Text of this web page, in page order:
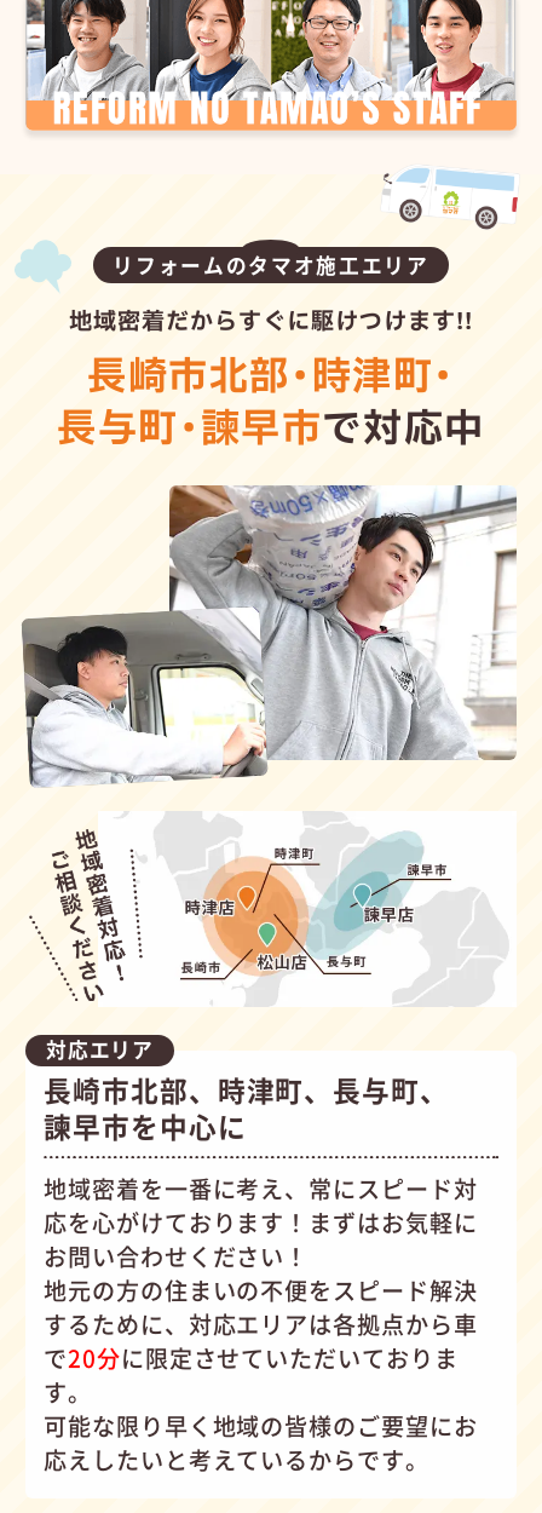
リフォームのタマオ施工エリア
地域密着だからすぐに駆けつけます!!
長崎市北部・時津町・
長与町・諫早市で対応中
対応エリア
長崎市北部、時津町、長与町、
諫早市を中心に
地域密着を一番に考え、常にスピード対
応を心がけております！まずはお気軽に
お問い合わせください！
地元の方の住まいの不便をスピード解決
するために、対応エリアは各拠点から車
で20分に限定させていただいておりま
す。
可能な限り早く地域の皆様のご要望にお
応えしたいと考えているからです。